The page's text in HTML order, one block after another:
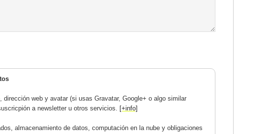
web y avatar (si usas Gravatar, Google+ o algo similar
a newsletter u otros servicios. [+info]
almacenamiento de datos, computación en la nube y obligaciones